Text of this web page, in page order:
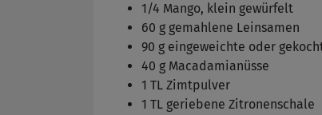
1/4 Mango, klein gewürfelt
60 g gemahlene Leinsamen
90 g eingeweichte oder
40 g Macadamianüsse
1 TL Zimtpulver
1 TL geriebene Zitronenschale